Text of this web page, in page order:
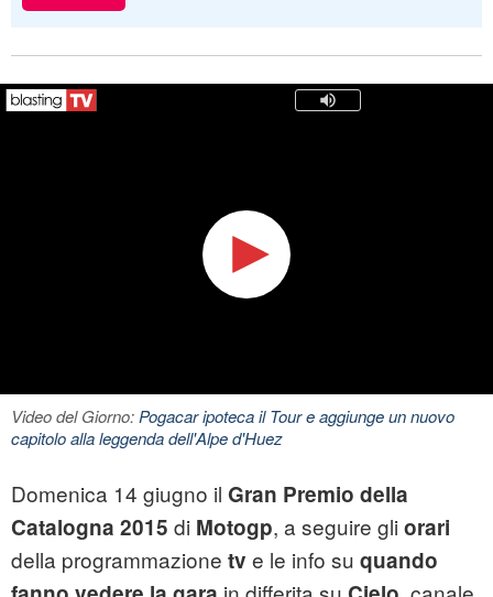
Video del Giorno:Pogacar ipoteca il Tour e aggiunge un nuovo
capitolo alla leggenda dell'Alpe d'Huez
Domenica 14 giugno il Gran Premio della
Catalogna 2015 di Motogp, a seguire gli orari
della programmazione tv e le info su quando